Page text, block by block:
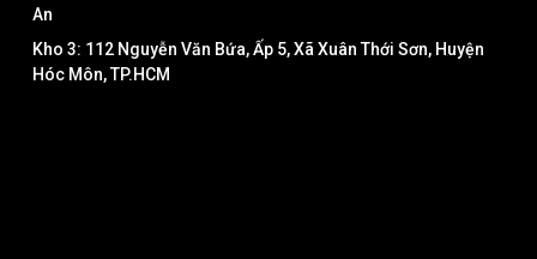
An
Kho 3: 112 Nguyễn Văn Bứa, Ấp 5, Xã Xuân Thới Sơn, Huyện
Hóc Môn, TP.HCM